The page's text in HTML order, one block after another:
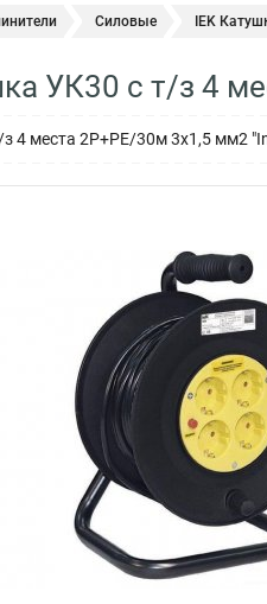
Силовые IEK
УК30 с т/з 4
4 места 2Р+PЕ/30м 3х1,5 мм2